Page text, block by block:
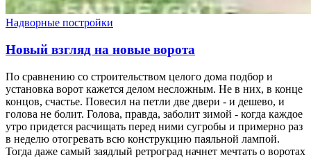
Надворные постройки
Новый взгляд на новые ворота
По сравнению со строительством целого дома подбор и
установка ворот кажется делом несложным. Не в них, в конце
концов, счастье. Повесил на петли две двери - и дешево, и
голова не болит. Голова, правда, заболит зимой - когда каждое
утро придется расчищать перед ними сугробы и примерно раз
в неделю отогревать всю конструкцию паяльной лампой.
Тогда даже самый заядлый ретроград начнет мечтать о воротах